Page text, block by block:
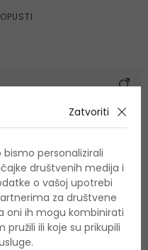
Zatvoriti
personalizirali
društvenih medija i
o vašoj upotrebi
za društvene
oni ih mogu kombinirati
ili koje su prikupili